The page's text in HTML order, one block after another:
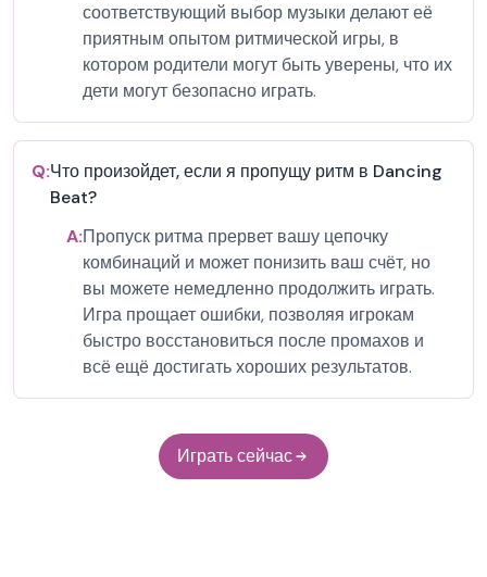
соответствующий выбор музыки делают её
приятным опытом ритмической игры, в
котором родители могут быть уверены, что их
дети могут безопасно играть.
Q:Что произойдет, если я пропущу ритм в Dancing
Beat?
A:Пропуск ритма прервет вашу цепочку
комбинаций и может понизить ваш счёт, но
вы можете немедленно продолжить играть.
Игра прощает ошибки, позволяя игрокам
быстро восстановиться после промахов и
всё ещё достигать хороших результатов.
Играть сейчас